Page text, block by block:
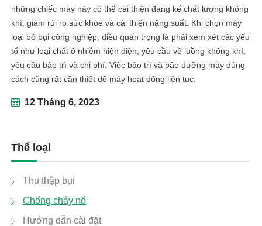
12 Tháng 6, 2023
Thể loại
Thu thập bụi
Chống cháy nổ
Hướng dẫn cài đặt
những chiếc máy này có thể cải thiện đáng kể chất lượng không
khí, giảm rủi ro sức khỏe và cải thiện năng suất. Khi chọn máy
loại bỏ bụi công nghiệp, điều quan trọng là phải xem xét các yếu
tố như loại chất ô nhiễm hiện diện, yêu cầu về luồng không khí,
yêu cầu bảo trì và chi phí. Việc bảo trì và bảo dưỡng máy đúng
cách cũng rất cần thiết để máy hoạt động liên tục.